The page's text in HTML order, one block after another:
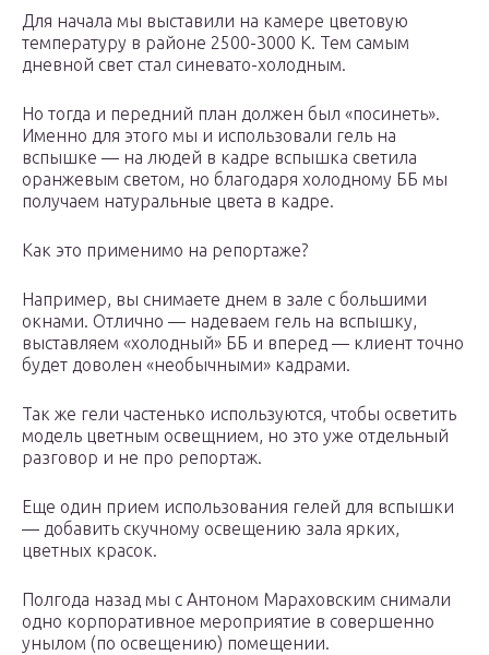
Для начала мы выставили на камере цветовую
температуру в районе 2500-3000 К. Тем самым
дневной свет стал синевато-холодным.
Но тогда и передний план должен был «посинеть».
Именно для этого мы и использовали гель на
вспышке — на людей в кадре вспышка светила
оранжевым светом, но благодаря холодному ББ мы
получаем натуральные цвета в кадре.
Как это применимо на репортаже?
Например, вы снимаете днем в зале с большими
окнами. Отлично — надеваем гель на вспышку,
выставляем «холодный» ББ и вперед — клиент точно
будет доволен «необычными» кадрами.
Так же гели частенько используются, чтобы осветить
модель цветным освещнием, но это уже отдельный
разговор и не про репортаж.
Еще один прием использования гелей для вспышки
— добавить скучному освещению зала ярких,
цветных красок.
Полгода назад мы с Антоном Мараховским снимали
одно корпоративное мероприятие в совершенно
унылом (по освещению) помещении.